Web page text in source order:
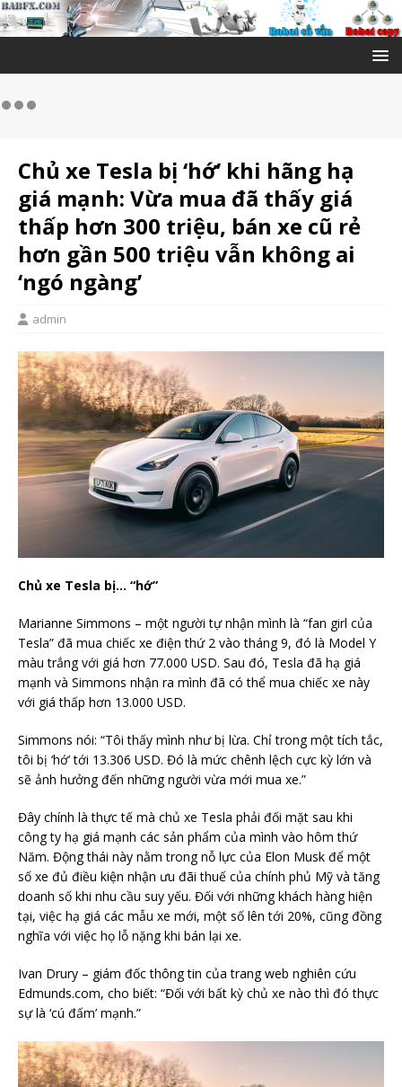
Chủ xe Tesla bị ‘hớ’ khi hãng hạ
giá mạnh: Vừa mua đã thấy giá
thấp hơn 300 triệu, bán xe cũ rẻ
hơn gần 500 triệu vẫn không ai
‘ngó ngàng’
admin
Chủ xe Tesla bị… “hớ”
Marianne Simmons – một người tự nhận mình là “fan girl của
Tesla” đã mua chiếc xe điện thứ 2 vào tháng 9, đó là Model Y
màu trắng với giá hơn 77.000 USD. Sau đó, Tesla đã hạ giá
mạnh và Simmons nhận ra mình đã có thể mua chiếc xe này
với giá thấp hơn 13.000 USD.
Simmons nói: “Tôi thấy mình như bị lừa. Chỉ trong một tích tắc,
tôi bị ‘hớ’ tới 13.306 USD. Đó là mức chênh lệch cực kỳ lớn và
sẽ ảnh hưởng đến những người vừa mới mua xe.”
Đây chính là thực tế mà chủ xe Tesla phải đối mặt sau khi
công ty hạ giá mạnh các sản phẩm của mình vào hôm thứ
Năm. Động thái này nằm trong nỗ lực của Elon Musk để một
số xe đủ điều kiện nhận ưu đãi thuế của chính phủ Mỹ và tăng
doanh số khi nhu cầu suy yếu. Đối với những khách hàng hiện
tại, việc hạ giá các mẫu xe mới, một số lên tới 20%, cũng đồng
nghĩa với việc họ lỗ nặng khi bán lại xe.
Ivan Drury – giám đốc thông tin của trang web nghiên cứu
Edmunds.com, cho biết: “Đối với bất kỳ chủ xe nào thì đó thực
sự là ‘cú đấm’ mạnh.”